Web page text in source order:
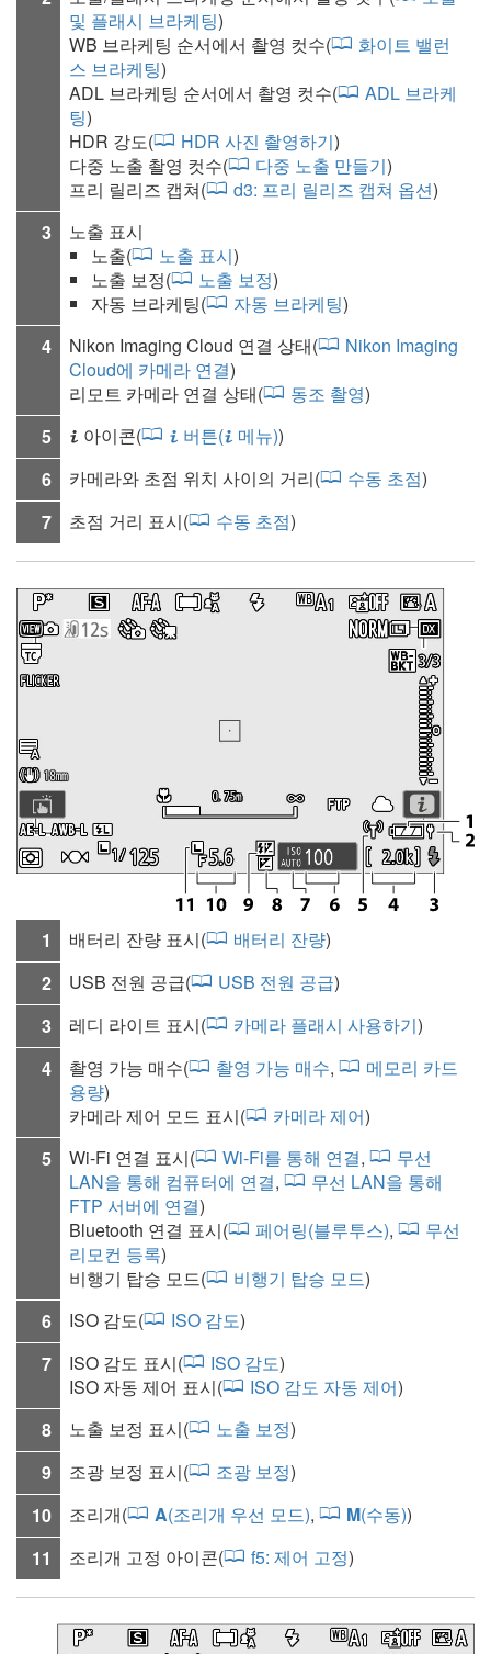
및 플래시 브라케팅)
WB 브라케팅 순서에서 촬영 컷수(
화이트 밸런
스 브라케팅)
ADL 브라케팅 순서에서 촬영 컷수(
ADL 브라케
팅)
HDR 강도( HDR 사진 촬영하기)
다중 노출 촬영 컷수(
다중 노출 만들기)
프리 릴리즈 캡쳐(
d3: 프리 릴리즈 캡쳐 옵션)
3
노출 표시
노출(
노출 표시)
노출 보정( 노출 보정)
자동 브라케팅( 자동 브라케팅)
4
Nikon Imaging Cloud 연결 상태(
Nikon Imaging
Cloud에 카메라 연결)
리모트 카메라 연결 상태(
동조 촬영)
5
i 아이콘( i 버튼(i 메뉴))
6
카메라와 초점 위치 사이의 거리( 수동 초점)
7
초점 거리 표시( 수동 초점)
1 배터리 잔량 표시( 배터리 잔량)
2
USB 전원 공급( USB 전원 공급)
3
레디 라이트 표시( 카메라 플래시 사용하기)
4
촬영 가능 매수( 촬영 가능 매수,
메모리 카드
용량)
카메라 제어 모드 표시(
카메라 제어)
5
Wi-Fi 연결 표시( Wi‑Fi를 통해 연결,
무선
LAN을 통해 컴퓨터에 연결,
무선 LAN을 통해
FTP 서버에 연결)
Bluetooth 연결 표시(
페어링(블루투스),
무선
리모컨 등록)
비행기 탑승 모드( 비행기 탑승 모드)
6
ISO 감도( ISO 감도)
7
ISO 감도 표시( ISO 감도)
ISO 자동 제어 표시(
ISO 감도 자동 제어)
8
노출 보정 표시( 노출 보정)
9
조광 보정 표시( 조광 보정)
10
조리개( A(조리개 우선 모드), M(수동))
11
조리개 고정 아이콘( f5:제어 고정)